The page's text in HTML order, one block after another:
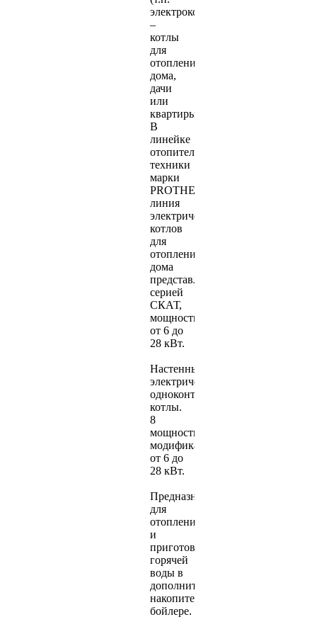
электрокотлы)
–
котлы
для
отопления
дома,
дачи
или
квартиры.
В
линейке
отопительной
техники
марки
PROTHERM
линия
электрических
котлов
для
отопления
дома
представлена
серией
СКАТ,
мощностью
от 6 до
28 кВт.
Настенные
электрические
одноконтурные
котлы.
8
мощностных
модификаций
от 6 до
28 кВт.
Предназначены
для
отопления
и
приготовления
горячей
воды в
дополнительном
накопительном
бойлере.